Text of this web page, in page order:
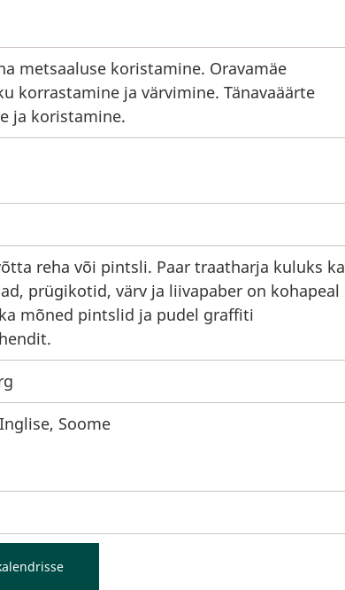
metsaaluse koristamine. Oravamäe
korrastamine ja värvimine. Tänavaäärte
ja koristamine.
reha või pintsli. Paar traatharja kuluks ka
prügikotid, värv ja liivapaber on kohapeal
mõned pintslid ja pudel graffiti
Soome